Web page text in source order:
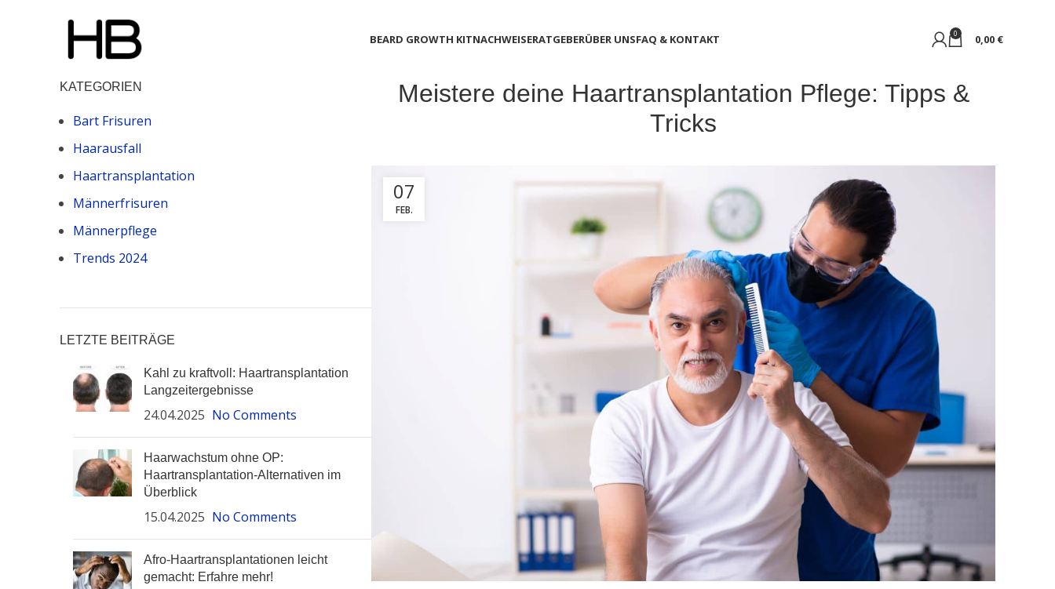
BEARD GROWTH KITNACHWEISERATGEBERÜBER UNSFAQ & KONTAKT 0 0,00 €
Meistere deine Haartransplantation Pflege: Tipps &
Tricks
07
FEB.
KATEGORIEN
Bart Frisuren
Haarausfall
Haartransplantation
Männerfrisuren
Männerpflege
Trends 2024
LETZTE BEITRÄGE
Kahl zu kraftvoll: Haartransplantation
Langzeitergebnisse
24.04.2025 No Comments
Haarwachstum ohne OP:
Haartransplantation-Alternativen im
Überblick
15.04.2025 No Comments
Afro-Haartransplantationen leicht
gemacht: Erfahre mehr!